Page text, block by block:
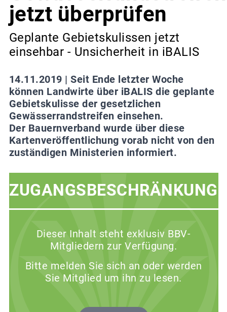
jetzt überprüfen
Geplante Gebietskulissen jetzt
einsehbar - Unsicherheit in iBALIS
14.11.2019 | Seit Ende letzter Woche
können Landwirte über iBALIS die geplante
Gebietskulisse der gesetzlichen
Gewässerrandstreifen einsehen.
Der Bauernverband wurde über diese
Kartenveröffentlichung vorab nicht von den
zuständigen Ministerien informiert.
ZUGANGSBESCHRÄNKUNG
Dieser Inhalt steht exklusiv BBV-
Mitgliedern zur Verfügung.
Bitte melden Sie sich an oder werden
Sie Mitglied um ihn zu lesen.